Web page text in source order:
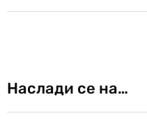
Наслади се на…